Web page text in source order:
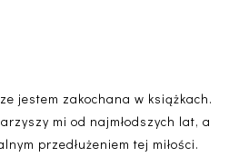
jestem zakochana w książkach.
mi od najmłodszych lat, a
przedłużeniem tej miłości.